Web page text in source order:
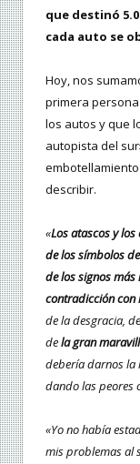
que destinó
cada auto se
Hoy, nos
primera
los autos y que
autopista del
describir.
«Los atascos y
de los símbolos
de los signos
contradicción con
de la desgracia,
dela gran
debería darnos la
dando las peores
«Yo no había
mis problemas al